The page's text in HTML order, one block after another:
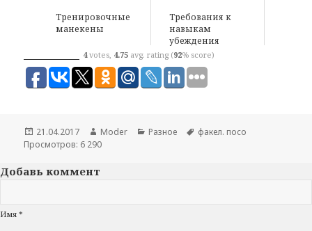
Тренировочные
манекены
Требования к
навыкам
убеждения
4votes, 4.75 avg. rating (92% score)
Опубликовано
21.04.2017 Автор
Moder Рубрики
Разное Метки
факел. посо
Просмотров: 6 290
Добавь коммент
Имя *